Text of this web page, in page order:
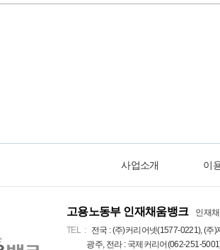
사업소개 이
고용노동부 인재채움뱅크
인재
TEL
전국 : (주)커리어넷(1577-0221), (
광주, 전라 : 국제커리어(062-251-